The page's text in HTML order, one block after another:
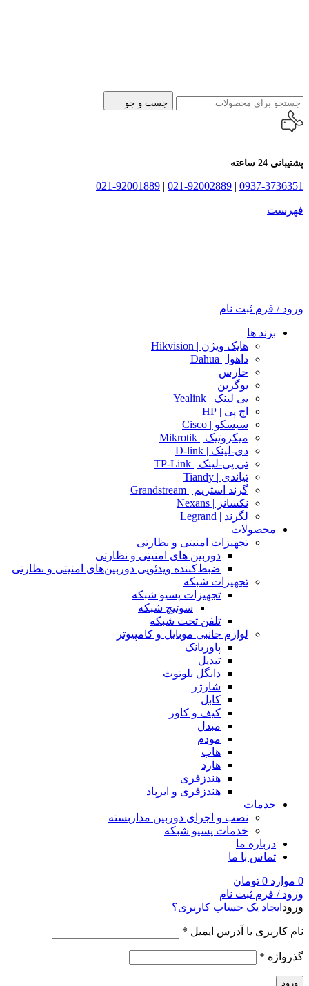
جست و جو
پشتیبانی 24 ساعته
0937-3736351
|
021-92002889
|
021-92001889
فهرست
ورود / فرم ثبت نام
برند ها
هایک ویژن | Hikvision
داهوا | Dahua
حارس
یوگرین
یی لینک | Yealink
اچ پی | HP
سیسکو | Cisco
میکروتیک | Mikrotik
دی-لینک | D-link
تی پی-لینک | TP-Link
تیاندی | Tiandy
گرند استریم | Grandstream
نکسانز | Nexans
لگرند | Legrand
محصولات
تجهیزات امنیتی و نظارتی
دوربین های امنیتی و نظارتی
ضبط‌کننده ویدئویی دوربین‌های امنیتی و نظارتی
تجهیزات شبکه
تجهیزات پسیو شبکه
سوئیچ‌ شبکه
تلفن تحت شبکه
لوازم جانبی موبایل و کامپیوتر
پاوربانک
تبدیل
دانگل بلوتوث
شارژر
کابل
کیف و کاور
مبدل
مودم
هاب
هارد
هندزفری
هندزفری و ایرپاد
خدمات
نصب و اجرای دوربین مداربسته
خدمات پسیو شبکه
درباره ما
تماس با ما
0 موارد 0 تومان
ورود / فرم ثبت نام
ورود ایجاد یک حساب کاربری؟
نام کاربری یا آدرس ایمیل *
گذرواژه *
ورود